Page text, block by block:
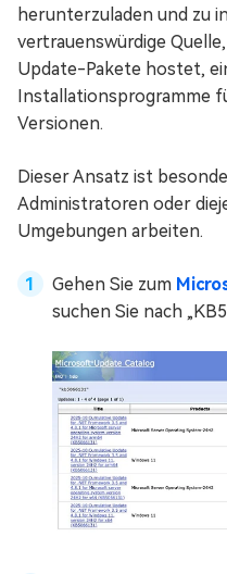
herunterzuladen und zu
vertrauenswürdige
Update-Pakete hostet,
Installationsprogramme
Versionen.
Dieser Ansatz ist
Administratoren oder
Umgebungen arbeiten.
Gehen Sie zum
suchen Sie nach